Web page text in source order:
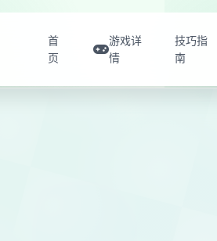
首
页
游戏详
情
技巧指
南